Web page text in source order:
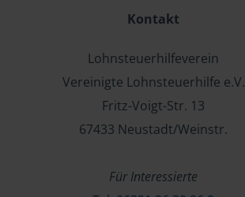
Kontakt
Lohnsteuerhilfeverein
Vereinigte Lohnsteuerhilfe e.V.
Fritz-Voigt-Str. 13
67433 Neustadt/Weinstr.
Für Interessierte